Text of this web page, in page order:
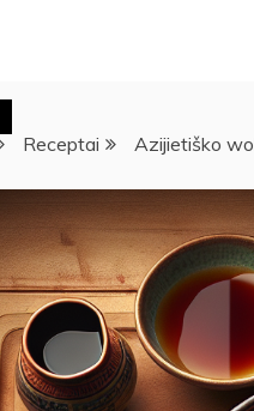
Receptai Azijietiško